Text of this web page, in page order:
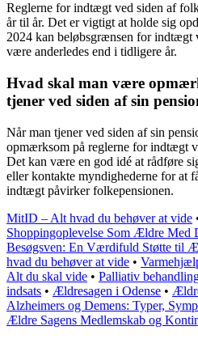
Reglerne for indtægt ved siden af
år til år. Det er vigtigt at holde sig
2024 kan beløbsgrænsen for indtægt
være anderledes end i tidligere år.
Hvad skal man være
tjener ved siden af sin
Når man tjener ved siden af sin
opmærksom på reglerne for indtægt
Det kan være en god idé at rådføre
eller kontakte myndighederne for at
indtægt påvirker folkepensionen.
MitID – Alt hvad du behøver at vide
Shoppingoplevelse Som Ældre Med
Besøgsven: En Værdifuld Støtte til
hvad du behøver at vide •
Alt du skal vide • Palliativ
indsats • Ældresagen i Odense •
Alzheimers og Demens: Typer,
Ældre Sagens Medlemskab og